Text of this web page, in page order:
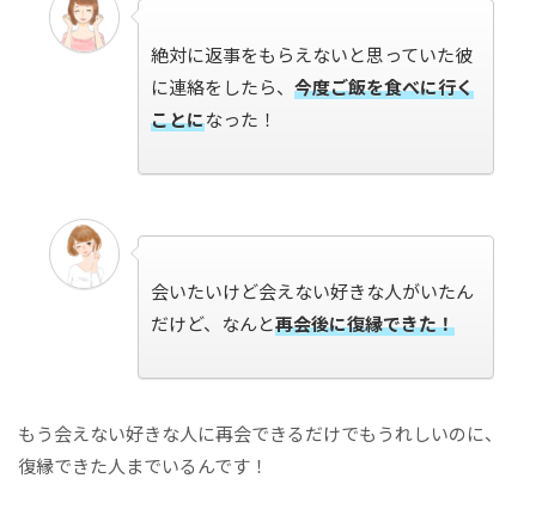
絶対に返事をもらえないと思っていた彼
に連絡をしたら、 今度ご飯を食べに行く
ことになった！
会いたいけど会えない好きな人がいたん
だけど、なんと再会後に復縁できた！
もう会えない好きな人に再会できるだけでもうれしいのに、
復縁できた人までいるんです！